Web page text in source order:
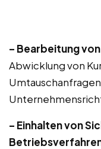
– Bearbeitung
Abwicklung von
– Einhalten von